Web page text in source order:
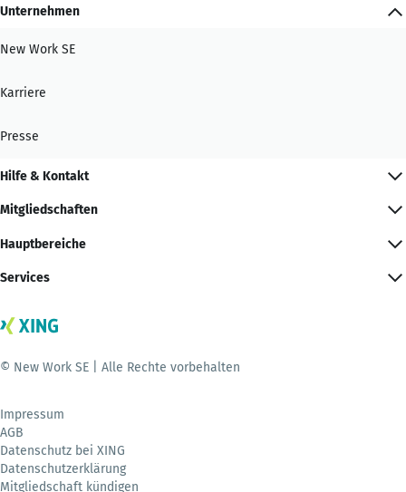
Unternehmen
New Work SE
Karriere
Presse
Hilfe & Kontakt
Mitgliedschaften
Hauptbereiche
Services
© New Work SE | Alle Rechte vorbehalten
Impressum
AGB
Datenschutz bei XING
Datenschutzerklärung
Mitgliedschaft kündigen